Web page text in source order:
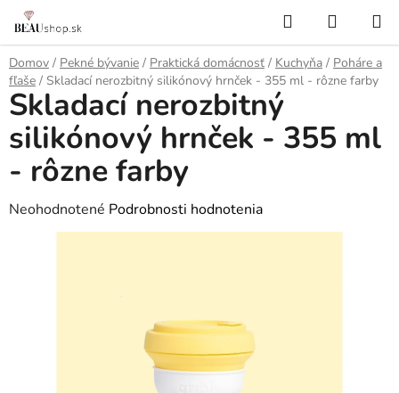
Prejsť
obsah
Hľadať
KOŠÍK
Domov / Pekné bývanie / Praktická domácnosť / Kuchyňa / Poháre a
fľaše / Skladací nerozbitný silikónový hrnček - 355 ml - rôzne farby
Skladací nerozbitný
silikónový hrnček - 355 ml
- rôzne farby
Priemerné
hodnotenie
Neohodnotené Podrobnosti hodnotenia